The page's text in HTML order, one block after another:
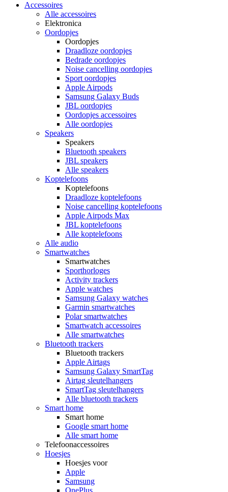
Accessoires
Alle accessoires
Elektronica
Oordopjes
Oordopjes
Draadloze oordopjes
Bedrade oordopjes
Noise cancelling oordopjes
Sport oordopjes
Apple Airpods
Samsung Galaxy Buds
JBL oordopjes
Oordopjes accessoires
Alle oordopjes
Speakers
Speakers
Bluetooth speakers
JBL speakers
Alle speakers
Koptelefoons
Koptelefoons
Draadloze koptelefoons
Noise cancelling koptelefoons
Apple Airpods Max
JBL koptelefoons
Alle koptelefoons
Alle audio
Smartwatches
Smartwatches
Sporthorloges
Activity trackers
Apple watches
Samsung Galaxy watches
Garmin smartwatches
Polar smartwatches
Smartwatch accessoires
Alle smartwatches
Bluetooth trackers
Bluetooth trackers
Apple Airtags
Samsung Galaxy SmartTag
Airtag sleutelhangers
SmartTag sleutelhangers
Alle bluetooth trackers
Smart home
Smart home
Google smart home
Alle smart home
Telefoonaccessoires
Hoesjes
Hoesjes voor
Apple
Samsung
OnePlus